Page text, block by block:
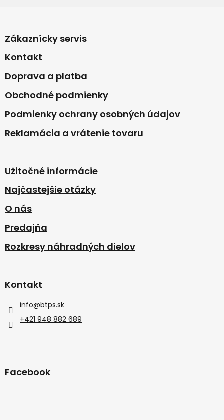
p
ä
e
Zákaznícky servis
Kontakt
Doprava a platba
Obchodné podmienky
Podmienky ochrany osobných údajov
Reklamácia a vrátenie tovaru
Užitočné informácie
Najčastejšie otázky
O nás
Predajňa
Rozkresy náhradných dielov
Kontakt
info@btps.sk
+421 948 882 689
Facebook